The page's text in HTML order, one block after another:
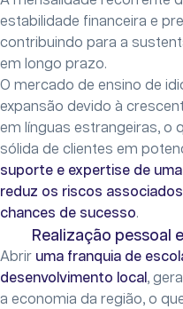
estabilidade financeira e
contribuindo para a
em longo prazo.
O mercado de ensino de
expansão devido à
em línguas estrangeiras, o
sólida de clientes em
suporte e expertise de
reduz os riscos
chances de sucesso.
Realização pessoal
Abrir uma franquia de
desenvolvimento local,
a economia da região, o